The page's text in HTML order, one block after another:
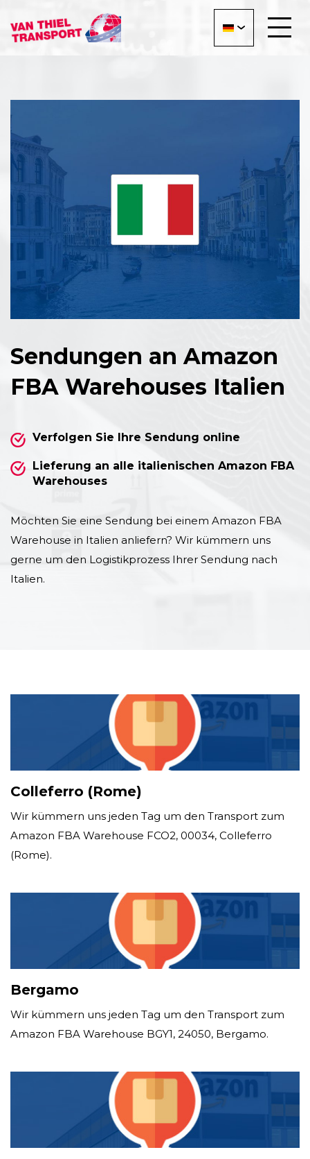
Sendungen an Amazon
FBA Warehouses Italien
Verfolgen Sie Ihre Sendung online
Lieferung an alle italienischen Amazon FBA
Warehouses
Möchten Sie eine Sendung bei einem Amazon FBA
Warehouse in Italien anliefern? Wir kümmern uns
gerne um den Logistikprozess Ihrer Sendung nach
Italien.
Colleferro (Rome)
Wir kümmern uns jeden Tag um den Transport zum
Amazon FBA Warehouse FCO2, 00034, Colleferro
(Rome).
Bergamo
Wir kümmern uns jeden Tag um den Transport zum
Amazon FBA Warehouse BGY1, 24050, Bergamo.